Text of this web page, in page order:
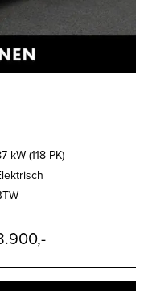
kW (118 PK)